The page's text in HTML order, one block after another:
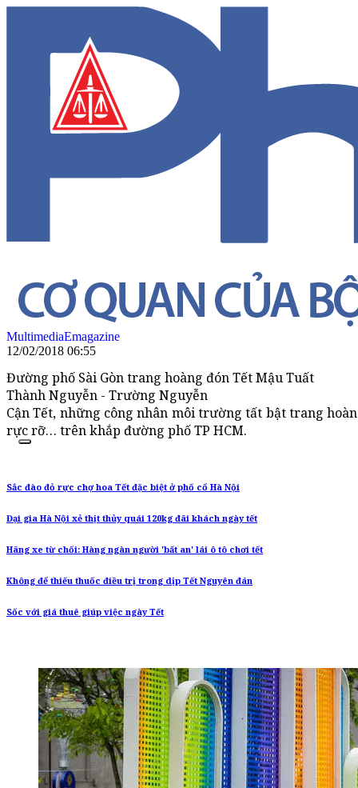
MultimediaEmagazine
12/02/2018 06:55
Đường phố Sài Gòn trang hoàng đón Tết Mậu Tuất
Thành Nguyễn - Trường Nguyễn
Cận Tết, những công nhân môi trường tất bật trang
rực rỡ… trên khắp đường phố TP HCM.
Sắc đào đỏ rực chợ hoa Tết đặc biệt ở phố cổ Hà Nội
Đại gia Hà Nội xẻ thịt thủy quái 120kg đãi khách ngày tết
Hãng xe từ chối: Hàng ngàn người 'bất an' lái ô tô chơi tết
Không để thiếu thuốc điều trị trong dịp Tết Nguyên đán
Sốc với giá thuê giúp việc ngày Tết